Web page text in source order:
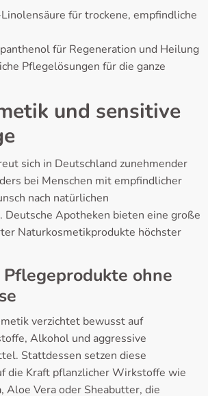
für trockene, empfindliche
für Regeneration und Heilung
Pflegelösungen für die ganze
und sensitive
sich in Deutschland zunehmender
bei Menschen mit empfindlicher
nach natürlichen
Deutsche Apotheken bieten eine große
Naturkosmetikprodukte höchster
ohne
verzichtet bewusst auf
Alkohol und aggressive
Stattdessen setzen diese
die Kraft pflanzlicher Wirkstoffe wie
Aloe Vera oder Sheabutter, die